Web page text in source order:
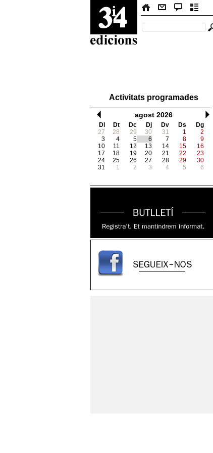
Activitats programades
agost 2026
Dl Dt Dc Dj Dv Ds
Dg
27
28 29 30 31 1
2
3
4 5 6 7 8
9
10
11 12 13 14 15
16
17
18 19 20 21 22
23
24
25 26 27 28 29
30
31
1 2 3 4 5 6